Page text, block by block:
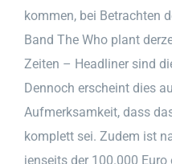
kommen, bei Betrachten
Band The Who plant
Zeiten – Headliner sind
Dennoch erscheint dies
Aufmerksamkeit, dass
komplett sei. Zudem ist
jenseits der 100.000